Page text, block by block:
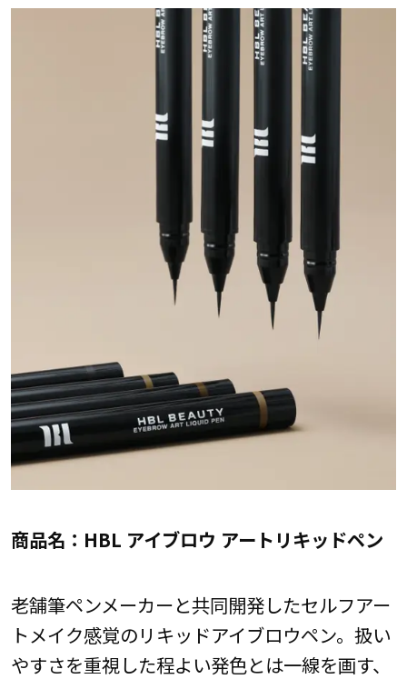
商品名：HBL アイブロウ アートリキッドペン
老舗筆ペンメーカーと共同開発したセルフアー
トメイク感覚のリキッドアイブロウペン。扱い
やすさを重視した程よい発色とは一線を画す、